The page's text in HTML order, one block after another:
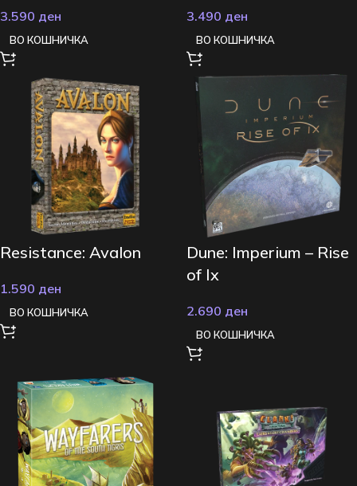
3.590 ден
ВО КОШНИЧКА
3.490 ден
ВО КОШНИЧКА
Resistance: Avalon
1.590 ден
ВО КОШНИЧКА
Dune: Imperium – Rise
of Ix
2.690 ден
ВО КОШНИЧКА